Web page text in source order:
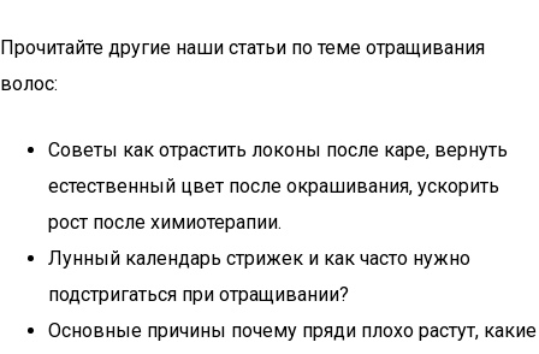
Прочитайте другие наши статьи по теме отращивания
волос:
Советы как отрастить локоны после каре, вернуть
естественный цвет после окрашивания, ускорить
рост после химиотерапии.
Лунный календарь стрижек и как часто нужно
подстригаться при отращивании?
Основные причины почему пряди плохо растут, какие